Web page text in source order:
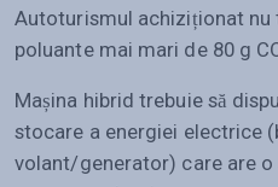
Autoturismul achiziționat nu
poluante mai mari de 80 g
Mașina hibrid trebuie să
stocare a energiei electrice
volant/generator) care are o